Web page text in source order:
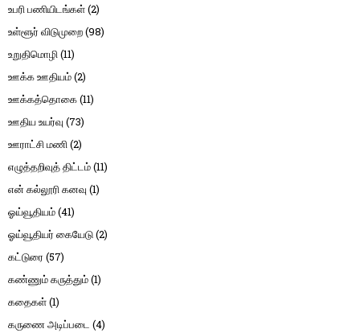
உபரி பணியிடங்கள்(2)
உள்ளூர் விடுமுறை(98)
உறுதிமொழி(11)
ஊக்க ஊதியம்(2)
ஊக்கத்தொகை(11)
ஊதிய உயர்வு (73)
ஊராட்சி மணி(2)
எழுத்தறிவுத் திட்டம்(11)
என் கல்லூரி கனவு (1)
ஓய்வூதியம்(41)
ஓய்வூதியர் கையேடு(2)
கட்டுரை (57)
கண்ணும் கருத்தும்(1)
கதைகள்(1)
கருணை அடிப்படை (4)